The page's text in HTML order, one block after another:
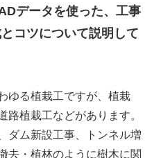
データを使った、工事
コツについて説明して
ゆる植栽工ですが、植栽
路植栽工などがあります。
ダム新設工事、トンネル増
去・植林のように樹木に関